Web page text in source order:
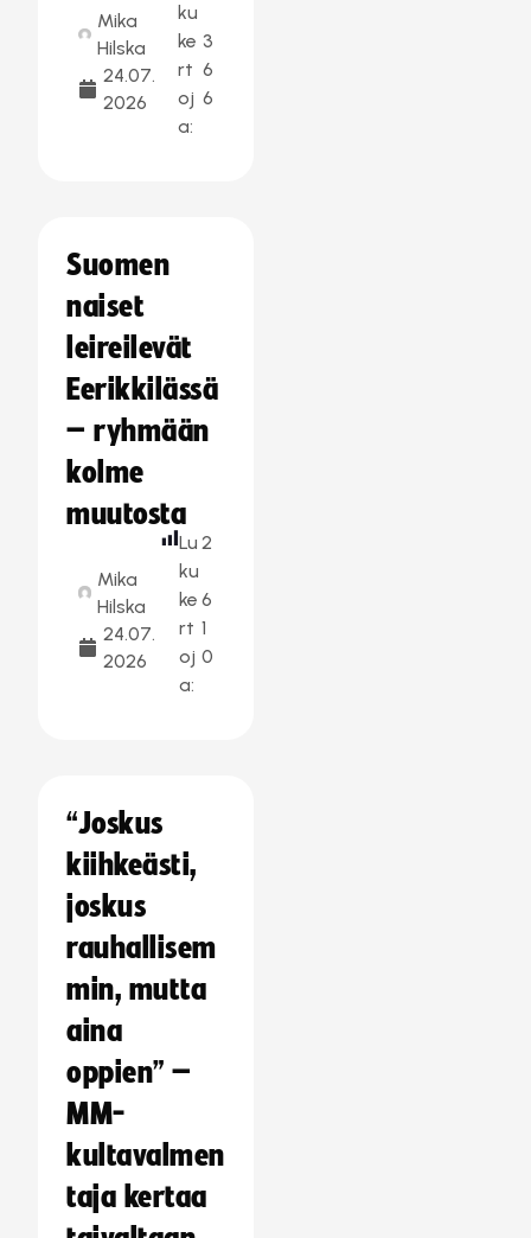
Mika
Hilska
24.07.
2026
ku
ke
rt
oj
a:
3
6
6
Suomen
naiset
leireilevät
Eerikkilässä
– ryhmään
kolme
muutosta
Mika
Hilska
24.07.
2026
Lu
ku
ke
rt
oj
a:
2
6
1
0
“Joskus
kiihkeästi,
joskus
rauhallisem
min, mutta
aina
oppien” –
MM-
kultavalmen
taja kertaa